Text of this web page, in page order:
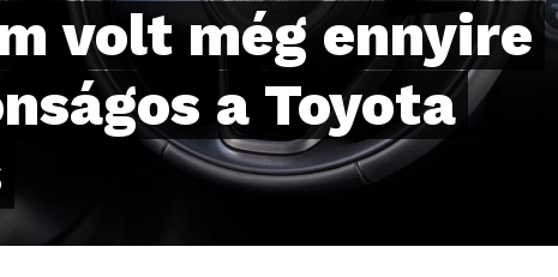
volt még ennyire
a Toyota